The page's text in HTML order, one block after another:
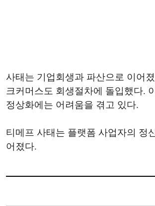
사태는 기업회생과 파산으로 이어
크커머스도 회생절차에 돌입했다.
정상화에는 어려움을 겪고 있다.
티메프 사태는 플랫폼 사업자의 정
어졌다.